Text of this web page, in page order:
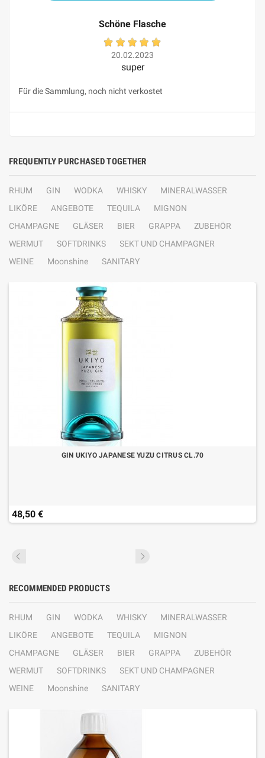
Schöne Flasche
20.02.2023
super
Für die Sammlung, noch nicht verkostet
FREQUENTLY PURCHASED TOGETHER
RHUM GIN WODKA WHISKY
MINERALWASSER
LIKÖRE
ANGEBOTE TEQUILA
MIGNON
CHAMPAGNE
GLÄSER BIER GRAPPA
ZUBEHÖR
WERMUT
SOFTDRINKS
SEKT UND CHAMPAGNER
WEINE
Moonshine SANITARY
GIN UKIYO JAPANESE YUZU CITRUS CL.70
48,50 €
RECOMMENDED PRODUCTS
RHUM GIN WODKA WHISKY
MINERALWASSER
LIKÖRE
ANGEBOTE TEQUILA
MIGNON
CHAMPAGNE
GLÄSER BIER GRAPPA
ZUBEHÖR
WERMUT
SOFTDRINKS
SEKT UND CHAMPAGNER
WEINE
Moonshine SANITARY